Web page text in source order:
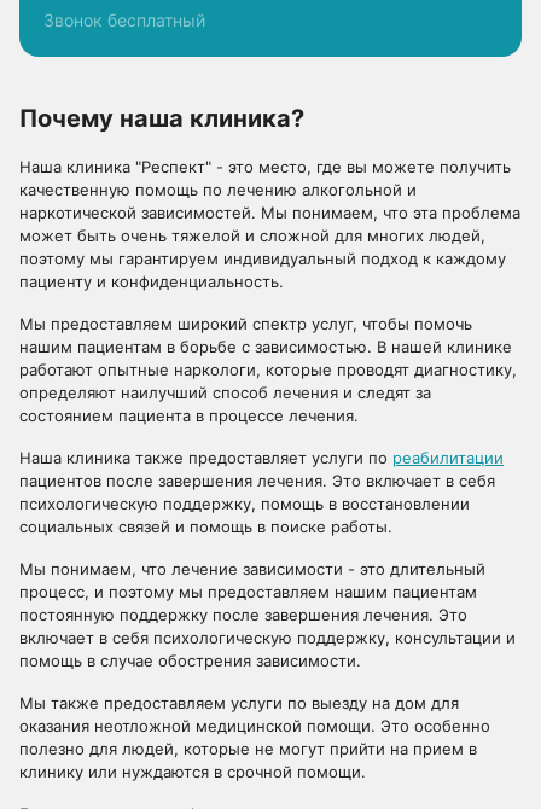
Звонок бесплатный
Почему наша клиника?
Наша клиника "Респект" - это место, где вы можете получить
качественную помощь по лечению алкогольной и
наркотической зависимостей. Мы понимаем, что эта проблема
может быть очень тяжелой и сложной для многих людей,
поэтому мы гарантируем индивидуальный подход к каждому
пациенту и конфиденциальность.
Мы предоставляем широкий спектр услуг, чтобы помочь
нашим пациентам в борьбе с зависимостью. В нашей клинике
работают опытные наркологи, которые проводят диагностику,
определяют наилучший способ лечения и следят за
состоянием пациента в процессе лечения.
Наша клиника также предоставляет услуги по реабилитации
пациентов после завершения лечения. Это включает в себя
психологическую поддержку, помощь в восстановлении
социальных связей и помощь в поиске работы.
Мы понимаем, что лечение зависимости - это длительный
процесс, и поэтому мы предоставляем нашим пациентам
постоянную поддержку после завершения лечения. Это
включает в себя психологическую поддержку, консультации и
помощь в случае обострения зависимости.
Мы также предоставляем услуги по выезду на дом для
оказания неотложной медицинской помощи. Это особенно
полезно для людей, которые не могут прийти на прием в
клинику или нуждаются в срочной помощи.